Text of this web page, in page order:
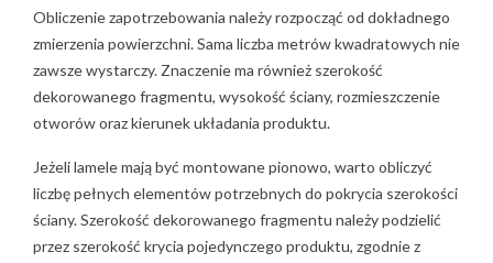
Obliczenie zapotrzebowania należy rozpocząć od dokładnego
zmierzenia powierzchni. Sama liczba metrów kwadratowych nie
zawsze wystarczy. Znaczenie ma również szerokość
dekorowanego fragmentu, wysokość ściany, rozmieszczenie
otworów oraz kierunek układania produktu.
Jeżeli lamele mają być montowane pionowo, warto obliczyć
liczbę pełnych elementów potrzebnych do pokrycia szerokości
ściany. Szerokość dekorowanego fragmentu należy podzielić
przez szerokość krycia pojedynczego produktu, zgodnie z